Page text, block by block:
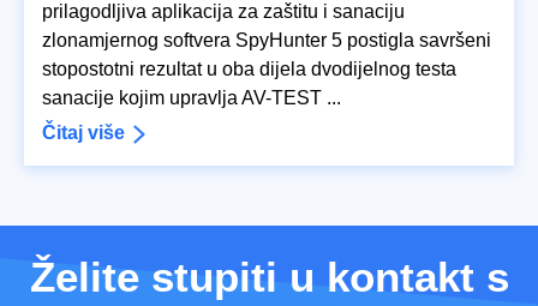
prilagodljiva aplikacija za zaštitu i sanaciju
zlonamjernog softvera SpyHunter 5 postigla savršeni
stopostotni rezultat u oba dijela dvodijelnog testa
sanacije kojim upravlja AV-TEST ...
Čitaj više
Želite stupiti u kontakt s